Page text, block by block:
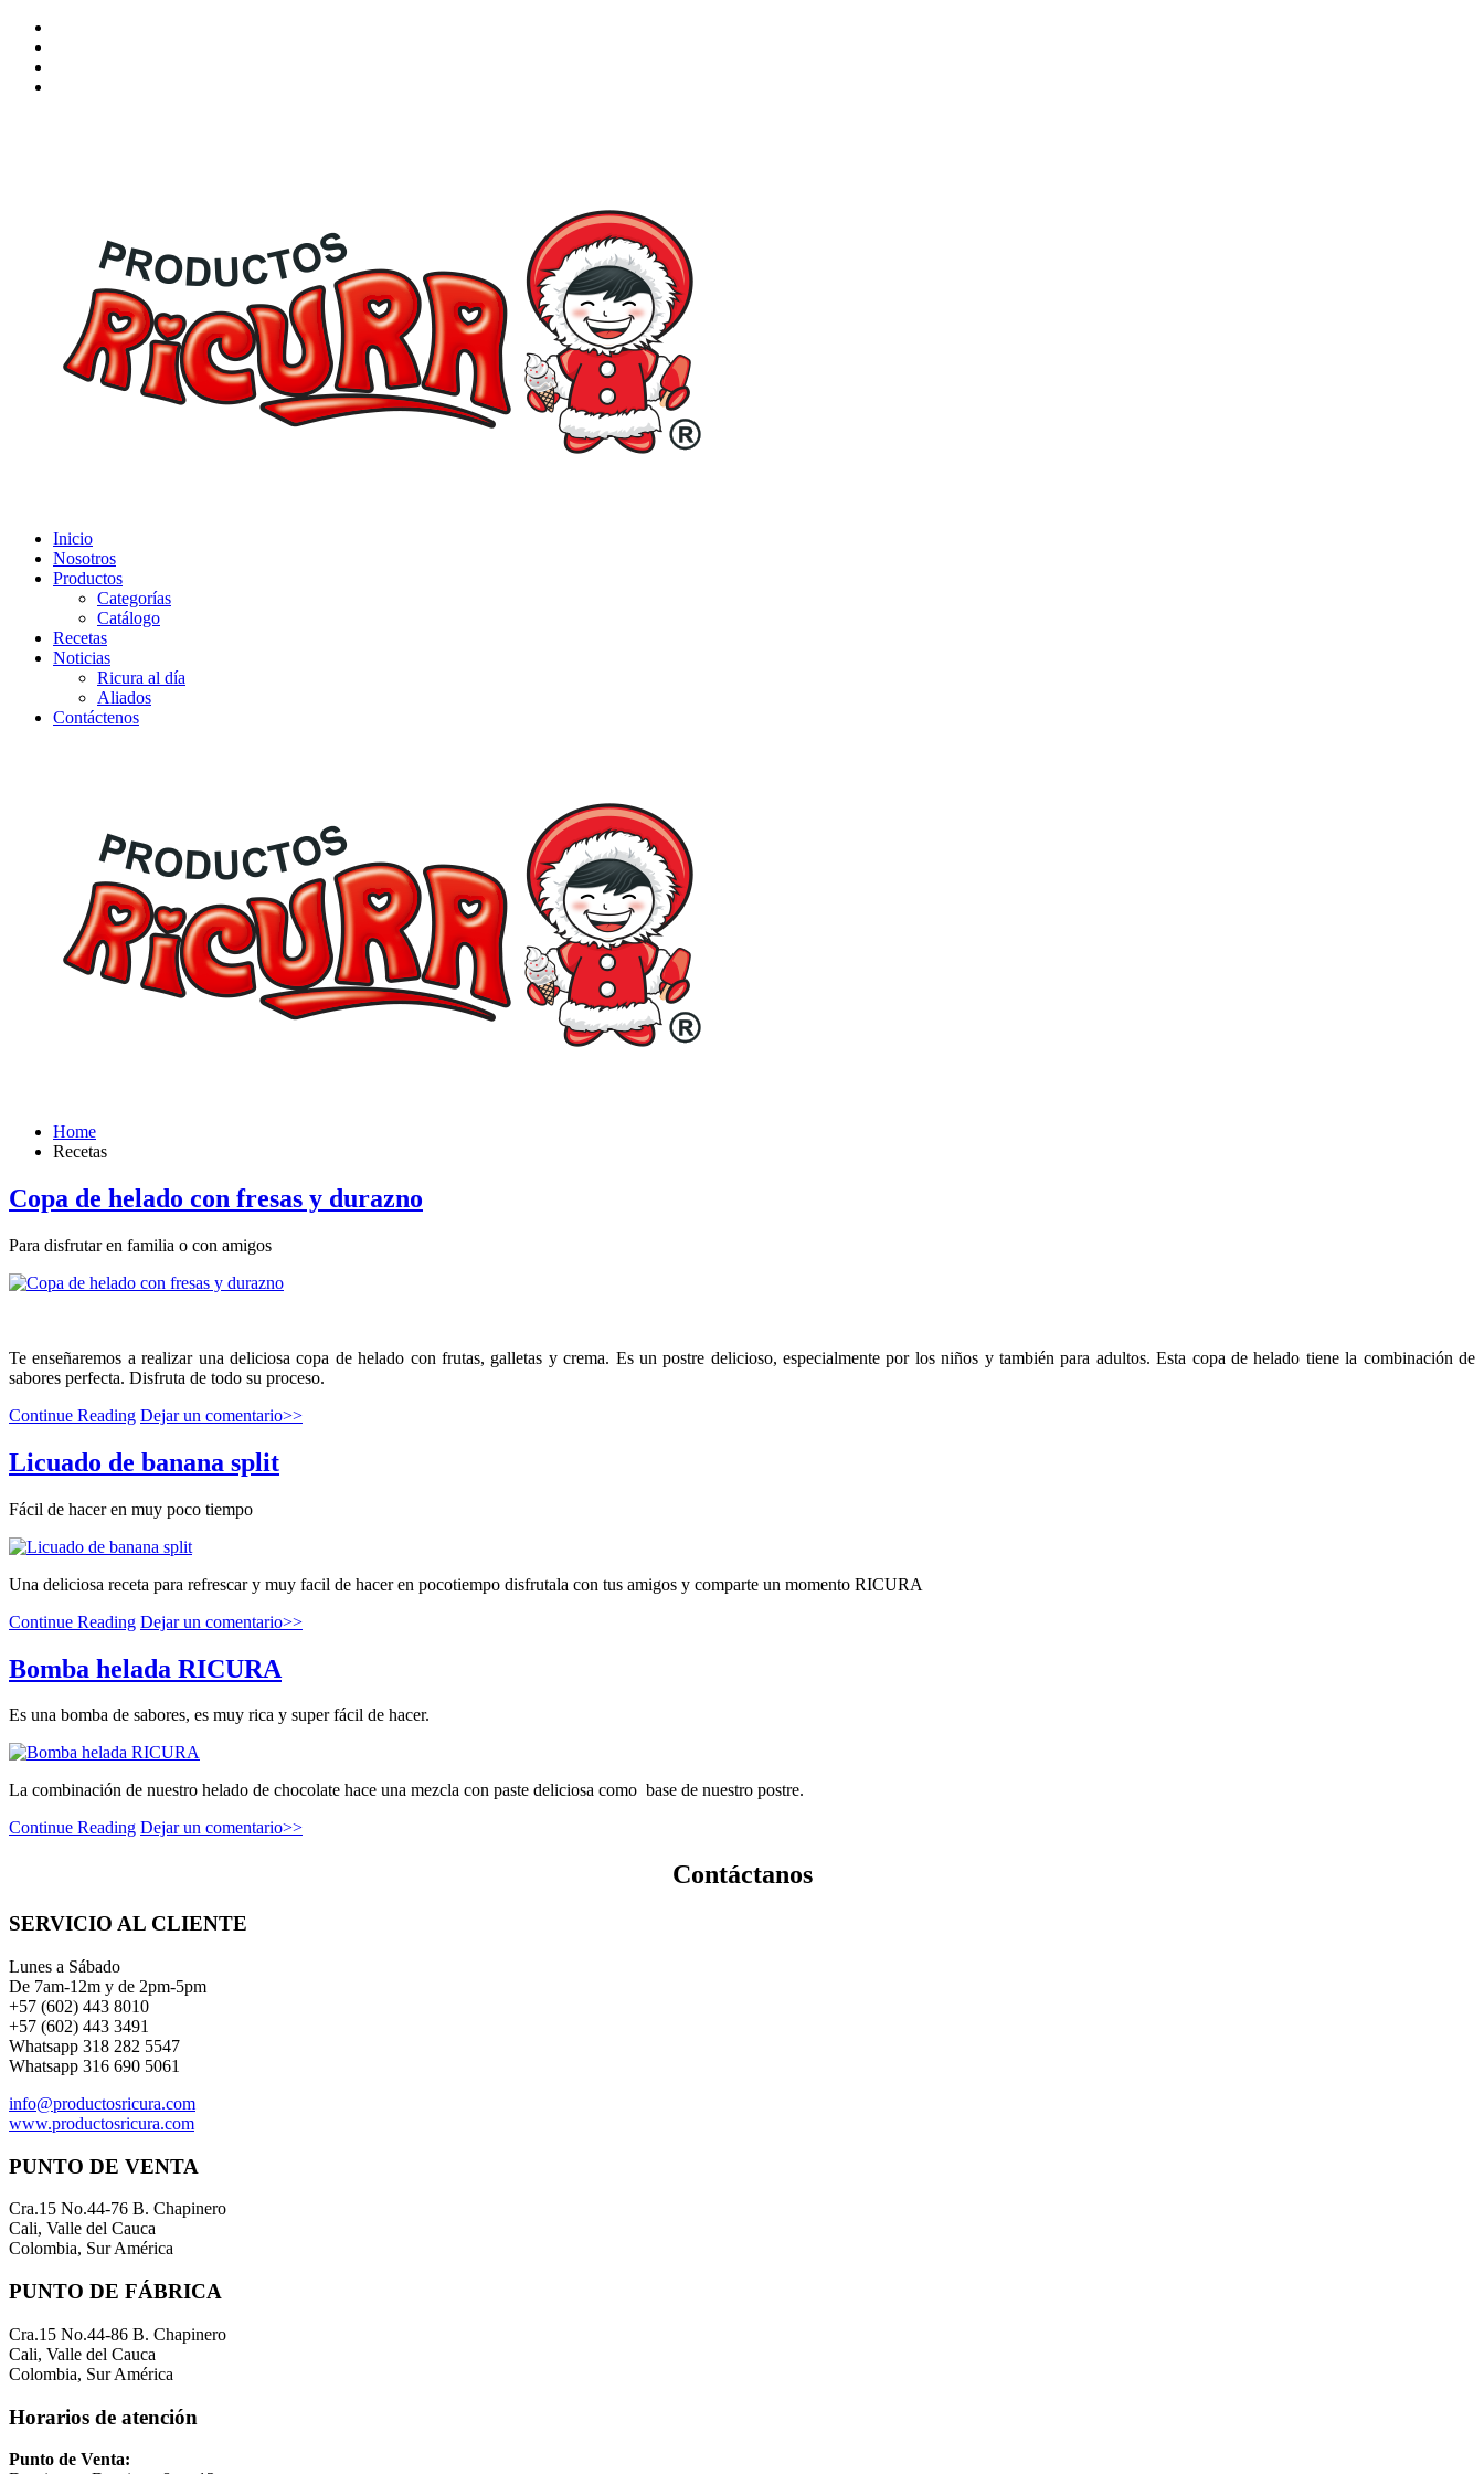
Inicio
Nosotros
Productos
Categorías
Catálogo
Recetas
Noticias
Ricura al día
Aliados
Contáctenos
Home
Recetas
Copa de helado con fresas y durazno
Para disfrutar en familia o con amigos
Te enseñaremos a realizar una deliciosa copa de helado con frutas, galletas y crema. Es un postre delicioso, especialmente por los niños y también para adultos. Esta copa de helado tiene la combinación de
sabores perfecta. Disfruta de todo su proceso.
Continue Reading Dejar un comentario>>
Licuado de banana split
Fácil de hacer en muy poco tiempo
Una deliciosa receta para refrescar y muy facil de hacer en pocotiempo disfrutala con tus amigos y comparte un momento RICURA
Continue Reading Dejar un comentario>>
Bomba helada RICURA
Es una bomba de sabores, es muy rica y super fácil de hacer.
La combinación de nuestro helado de chocolate hace una mezcla con paste deliciosa como base de nuestro postre.
Continue Reading Dejar un comentario>>
Contáctanos
SERVICIO AL CLIENTE
Lunes a Sábado
De 7am-12m y de 2pm-5pm
+57 (602) 443 8010
+57 (602) 443 3491
Whatsapp 318 282 5547
Whatsapp 316 690 5061
info@productosricura.com
www.productosricura.com
PUNTO DE VENTA
Cra.15 No.44-76 B. Chapinero
Cali, Valle del Cauca
Colombia, Sur América
PUNTO DE FÁBRICA
Cra.15 No.44-86 B. Chapinero
Cali, Valle del Cauca
Colombia, Sur América
Horarios de atención
Punto de Venta: